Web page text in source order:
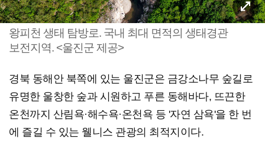
왕피천 생태 탐방로. 국내 최대 면적의 생태경관
보전지역. <울진군 제공>
경북 동해안 북쪽에 있는 울진군은 금강소나무 숲길로
유명한 울창한 숲과 시원하고 푸른 동해바다, 뜨끈한
온천까지 산림욕·해수욕·온천욕 등 '자연 삼욕'을 한 번
에 즐길 수 있는 웰니스 관광의 최적지이다.